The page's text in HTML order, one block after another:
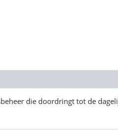
die doordringt tot de